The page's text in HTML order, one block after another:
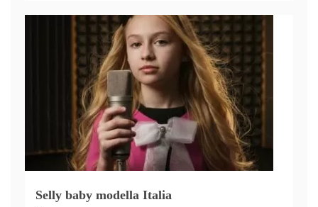
Selly baby modella Italia